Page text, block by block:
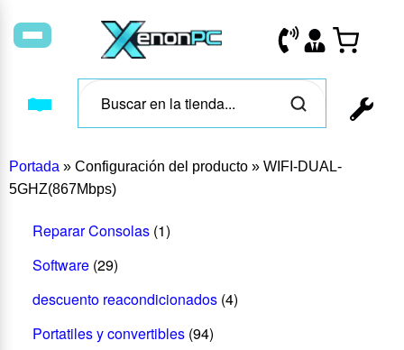
Portada » Configuración del producto » WIFI-DUAL-
5GHZ(867Mbps)
Reparar Consolas (1)
Software (29)
descuento reacondicionados (4)
Portatiles y convertibles (94)